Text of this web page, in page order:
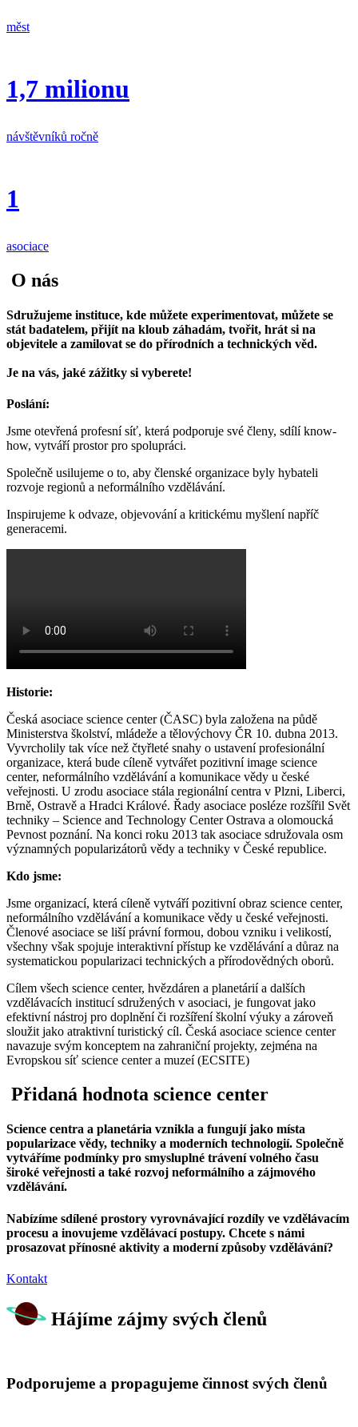
měst
1,7 milionu
návštěvníků ročně
1
asociace
O nás
Sdružujeme instituce, kde můžete experimentovat, můžete se
stát badatelem, přijít na kloub záhadám, tvořit, hrát si na
objevitele a zamilovat se do přírodních a technických věd.
Je na vás, jaké zážitky si vyberete!
Poslání:
Jsme otevřená profesní síť, která podporuje své členy, sdílí know-
how, vytváří prostor pro spolupráci.
Společně usilujeme o to, aby členské organizace byly hybateli
rozvoje regionů a neformálního vzdělávání.
Inspirujeme k odvaze, objevování a kritickému myšlení napříč
generacemi.
Historie:
Česká asociace science center (ČASC) byla založena na půdě
Ministerstva školství, mládeže a tělovýchovy ČR 10. dubna 2013.
Vyvrcholily tak více než čtyřleté snahy o ustavení profesionální
organizace, která bude cíleně vytvářet pozitivní image science
center, neformálního vzdělávání a komunikace vědy u české
veřejnosti. U zrodu asociace stála regionální centra v Plzni, Liberci,
Brně, Ostravě a Hradci Králové. Řady asociace posléze rozšířil Svět
techniky – Science and Technology Center Ostrava a olomoucká
Pevnost poznání. Na konci roku 2013 tak asociace sdružovala osm
významných popularizátorů vědy a techniky v České republice.
Kdo jsme:
Jsme organizací, která cíleně vytváří pozitivní obraz science center,
neformálního vzdělávání a komunikace vědy u české veřejnosti.
Členové asociace se liší právní formou, dobou vzniku i velikostí,
všechny však spojuje interaktivní přístup ke vzdělávání a důraz na
systematickou popularizaci technických a přírodovědných oborů.
Cílem všech science center, hvězdáren a planetárií a dalších
vzdělávacích institucí sdružených v asociaci, je fungovat jako
efektivní nástroj pro doplnění či rozšíření školní výuky a zároveň
sloužit jako atraktivní turistický cíl. Česká asociace science center
navazuje svým konceptem na zahraniční projekty, zejména na
Evropskou síť science center a muzeí (ECSITE)
Přidaná hodnota science center
Science centra a planetária vznikla a fungují jako místa
popularizace vědy, techniky a moderních technologií. Společně
vytváříme podmínky pro smysluplné trávení volného času
široké veřejnosti a také rozvoj neformálního a zájmového
vzdělávání.
Nabízíme sdílené prostory vyrovnávající rozdíly ve vzdělávacím
procesu a inovujeme vzdělávací postupy. Chcete s námi
prosazovat přínosné aktivity a moderní způsoby vzdělávání?
Kontakt
Hájíme zájmy svých členů
Podporujeme a propagujeme činnost svých členů